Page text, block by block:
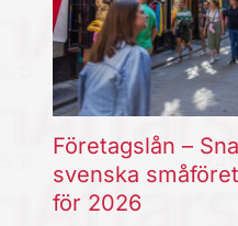
Företagslån –
svenska
för 2026